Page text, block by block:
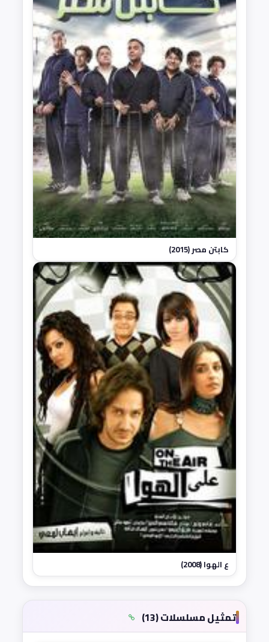
كابتن مصر (2015)
ع الهوا (2008)
تمثيل مسلسلات (13)